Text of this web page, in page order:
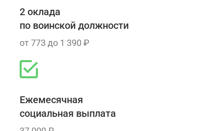
2 оклада
по воинской должности
от 773 до 1 390 ₽
Ежемесячная
социальная выплата